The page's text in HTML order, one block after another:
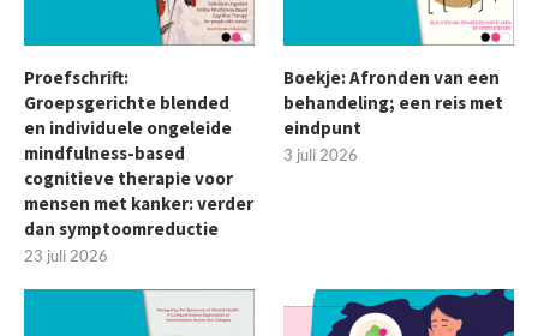
Proefschrift:
Groepsgerichte blended
en individuele ongeleide
mindfulness-based
cognitieve therapie voor
mensen met kanker: verder
dan symptoomreductie
23 juli 2026
Boekje: Afronden van een
behandeling; een reis met
eindpunt
3 juli 2026